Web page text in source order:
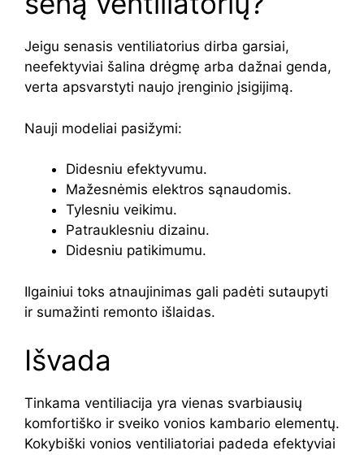
Jeigu senasis ventiliatorius dirba garsiai,
neefektyviai šalina drėgmę arba dažnai genda,
verta apsvarstyti naujo įrenginio įsigijimą.
Nauji modeliai pasižymi:
Didesniu efektyvumu.
Mažesnėmis elektros sąnaudomis.
Tylesniu veikimu.
Patrauklesniu dizainu.
Didesniu patikimumu.
Ilgainiui toks atnaujinimas gali padėti sutaupyti
ir sumažinti remonto išlaidas.
Išvada
Tinkama ventiliacija yra vienas svarbiausių
komfortiško ir sveiko vonios kambario elementų.
Kokybiški vonios ventiliatoriai padeda efektyviai